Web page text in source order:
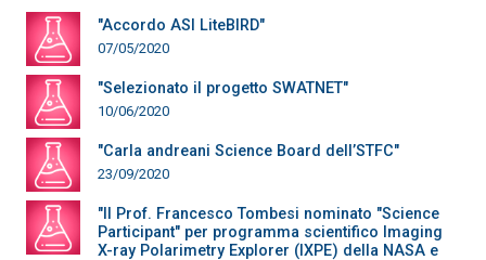
"Accordo ASI LiteBIRD"
07/05/2020
"Selezionato il progetto SWATNET"
10/06/2020
"Carla andreani Science Board dell’STFC"
23/09/2020
"Il Prof. Francesco Tombesi nominato "Science
Participant" per programma scientifico Imaging
X-ray Polarimetry Explorer (IXPE) della NASA e